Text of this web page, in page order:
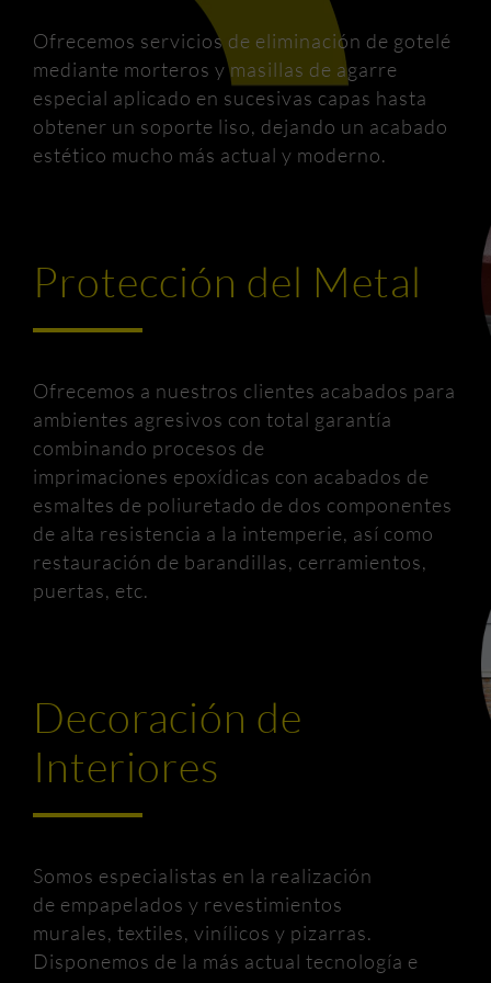
Ofrecemos servicios de eliminación de gotelé
mediante morteros y masillas de agarre
especial aplicado en sucesivas capas hasta
obtener un soporte liso, dejando un acabado
estético mucho más actual y moderno.
Protección del Metal
Ofrecemos a nuestros clientes acabados para
ambientes agresivos con total garantía
combinando procesos de
imprimaciones epoxídicas con acabados de
esmaltes de poliuretado de dos componentes
de alta resistencia a la intemperie, así como
restauración de barandillas, cerramientos,
puertas, etc.
Decoración de
Interiores
Somos especialistas en la realización
de empapelados y revestimientos
murales, textiles, vinílicos y pizarras.
Disponemos de la más actual tecnología e